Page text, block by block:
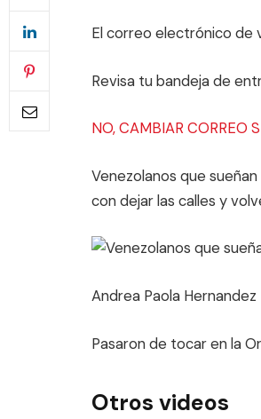
El correo electrónico de
Revisa tu bandeja de
NO, CAMBIAR CORREO
Venezolanos que
con dejar las calles y
Andrea Paola Hernandez
Pasaron de tocar en la
Otros videos